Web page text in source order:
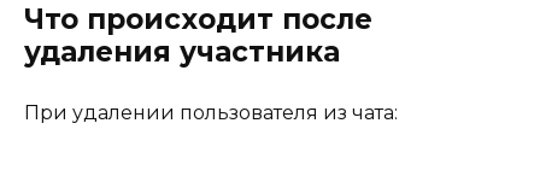
Что происходит после
удаления участника
При удалении пользователя из чата: